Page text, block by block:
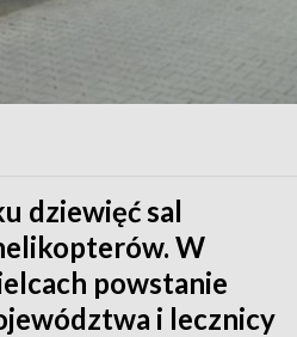
dziewięć sal
W
powstanie
i lecznicy